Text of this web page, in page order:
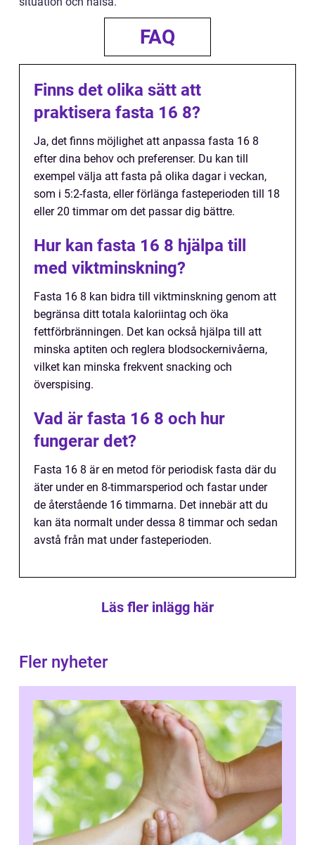
FAQ
Finns det olika sätt att
praktisera fasta 16 8?
Ja, det finns möjlighet att anpassa fasta 16 8
efter dina behov och preferenser. Du kan till
exempel välja att fasta på olika dagar i veckan,
som i 5:2-fasta, eller förlänga fasteperioden till 18
eller 20 timmar om det passar dig bättre.
Hur kan fasta 16 8 hjälpa till
med viktminskning?
Fasta 16 8 kan bidra till viktminskning genom att
begränsa ditt totala kaloriintag och öka
fettförbränningen. Det kan också hjälpa till att
minska aptiten och reglera blodsockernivåerna,
vilket kan minska frekvent snacking och
överspising.
Vad är fasta 16 8 och hur
fungerar det?
Fasta 16 8 är en metod för periodisk fasta där du
äter under en 8-timmarsperiod och fastar under
de återstående 16 timmarna. Det innebär att du
kan äta normalt under dessa 8 timmar och sedan
avstå från mat under fasteperioden.
Läs fler inlägg här
Fler nyheter